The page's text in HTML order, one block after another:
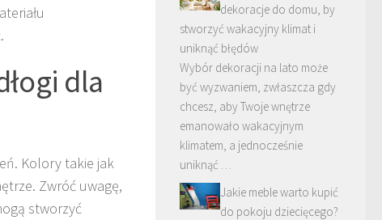
dla
Kolory takie jak
Zwróć uwagę,
stworzyć
dekoracje do domu, by
stworzyć wakacyjny klimat i
uniknąć błędów
Wybór dekoracji na lato może
być wyzwaniem, zwłaszcza gdy
chcesz, aby Twoje wnętrze
emanowało wakacyjnym
klimatem, a jednocześnie
uniknąć …
Jakie meble warto kupić
do pokoju dziecięcego?